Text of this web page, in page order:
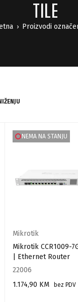
TILE
› Proizvodi
NEMA NA STANJU
Mikrotik
Mikrotik CCR1009-
| Ethernet Router
22006
1.174,90 KM
bez PDV